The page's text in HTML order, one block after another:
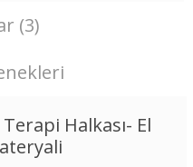
(3)
Halkası- El